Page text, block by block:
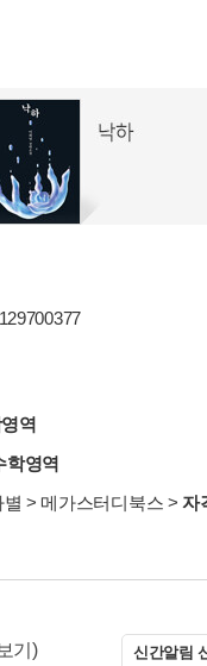
역
학영역
> 메가스터디북스 >자
기) 신간알림